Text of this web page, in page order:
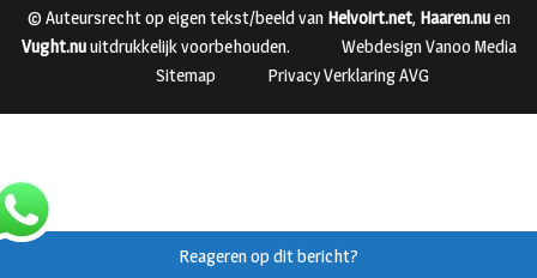
Reageren op dit bericht?
© Auteursrecht op eigen tekst/beeld van Helvoirt.net, Haaren.nuen
Vught.nuuitdrukkelijk voorbehouden.
Webdesign Vanoo Media
Sitemap
Privacy Verklaring AVG